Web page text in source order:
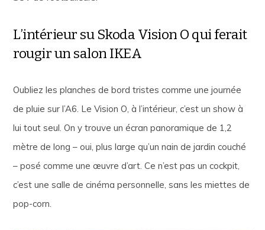
L’intérieur su Skoda Vision O qui ferait
rougir un salon IKEA
Oubliez les planches de bord tristes comme une journée
de pluie sur l’A6. Le Vision O, à l’intérieur, c’est un show à
lui tout seul. On y trouve un écran panoramique de 1,2
mètre de long – oui, plus large qu’un nain de jardin couché
– posé comme une œuvre d’art. Ce n’est pas un cockpit,
c’est une salle de cinéma personnelle, sans les miettes de
pop-corn.